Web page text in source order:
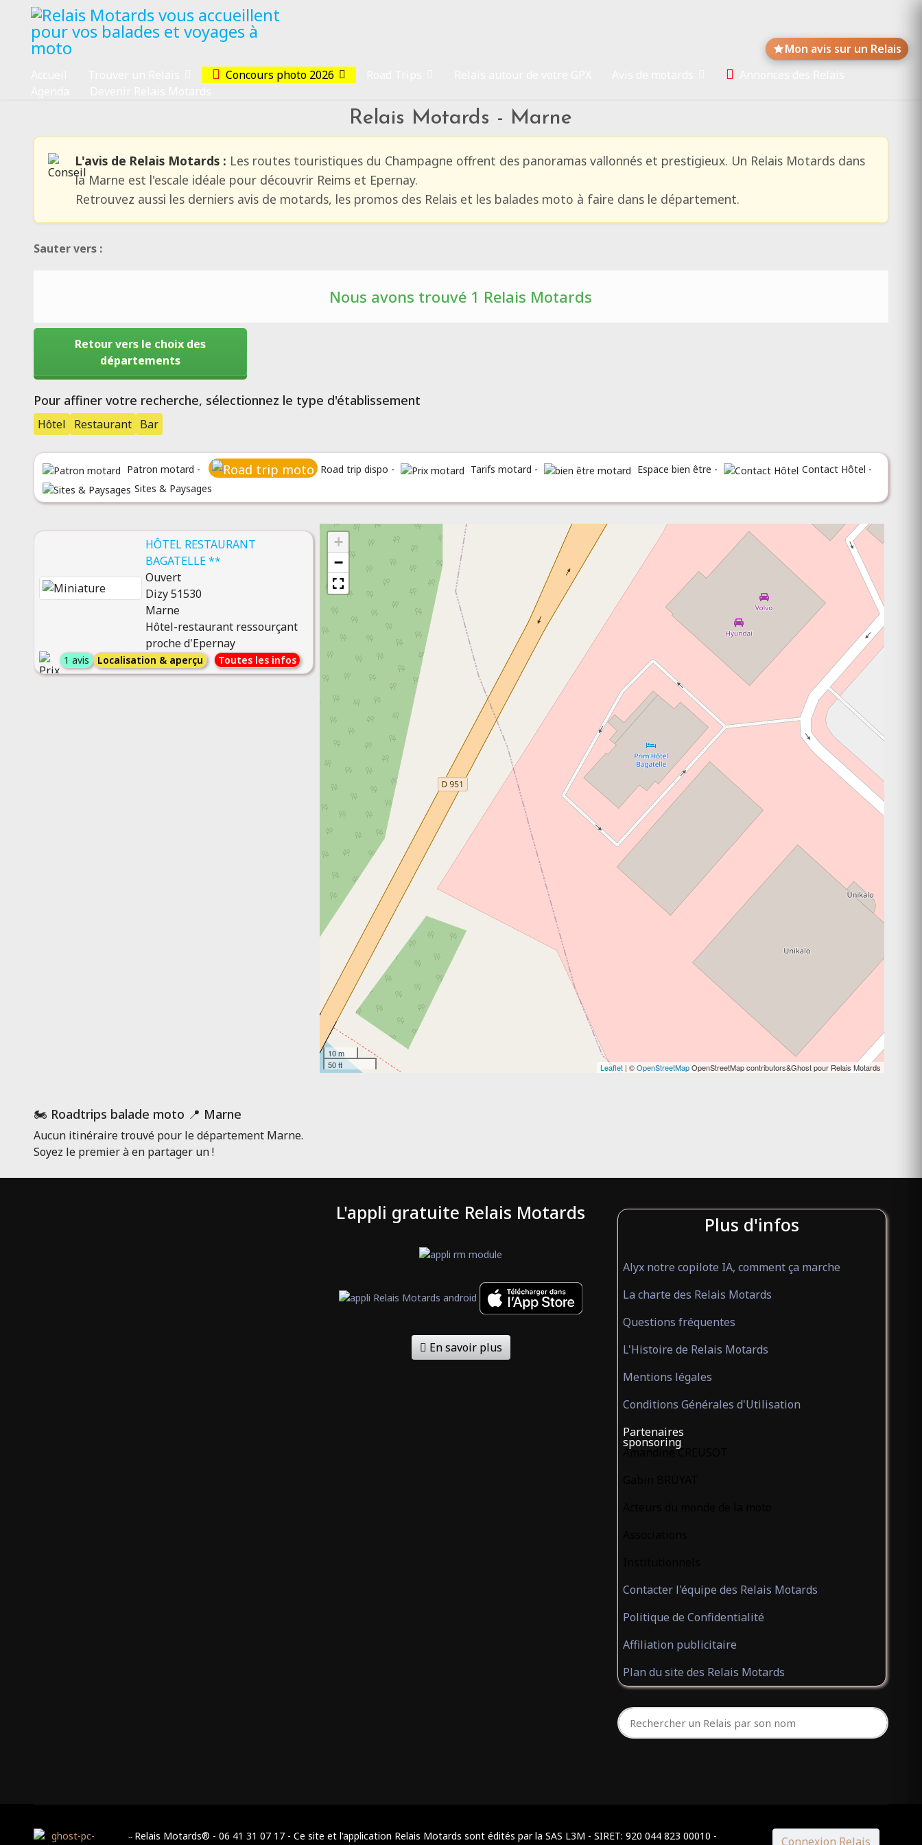
Mon avis sur un Relais
Concours photo 2026
Relais Motards - Marne
L'avis de Relais Motards : Les routes touristiques du Champagne offrent des panoramas vallonnés et prestigieux. Un Relais Motards dans
la Marne est l'escale idéale pour découvrir Reims et Epernay.
Retrouvez aussi les derniers avis de motards, les promos des Relais et les balades moto à faire dans le département.
Sauter vers :
Nous avons trouvé 1 Relais Motards
Retour vers le choix des
départements
Pour affiner votre recherche, sélectionnez le type d'établissement
Hôtel Restaurant Bar
Patron motard - Road trip dispo - Tarifs motard - Espace bien être -
Contact Hôtel -
Sites & Paysages
HÔTEL RESTAURANT
BAGATELLE **
Ouvert
Dizy 51530
Marne
Hôtel-restaurant ressourçant
proche d'Epernay
1 avis Localisation & aperçu Toutes les infos
+
−
10 m
50 ft
Leaflet | ©OpenStreetMapOpenStreetMap contributors&Ghost pour Relais Motards
🏍️ Roadtrips balade moto 📍 Marne
Aucun itinéraire trouvé pour le département Marne.
Soyez le premier à en partager un !
L'appli gratuite Relais Motards
En savoir plus
Plus d'infos
Alyx notre copilote IA, comment ça marche
La charte des Relais Motards
Questions fréquentes
L'Histoire de Relais Motards
Mentions légales
Conditions Générales d'Utilisation
Partenaires
sponsoring
Amandine CREUSOT
Contacter l'équipe des Relais Motards
Politique de Confidentialité
Affiliation publicitaire
Plan du site des Relais Motards
-- Relais Motards® - 06 41 31 07 17 - Ce site et l'application Relais Motards sont édités par la SAS L3M - SIRET: 920 044 823 00010 - Connexion Relais